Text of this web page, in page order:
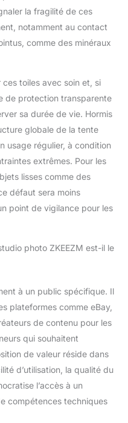
la fragilité de ces
notamment au contact
comme des minéraux
toiles avec soin et, si
de protection transparente
sa durée de vie. Hormis
globale de la tente
usage régulier, à condition
extrêmes. Pour les
lisses comme des
défaut sera moins
point de vigilance pour les
photo ZKEEZM est-il le
à un public spécifique. Il
plateformes comme eBay,
de contenu pour les
qui souhaitent
de valeur réside dans
d’utilisation, la qualité du
l’accès à un
compétences techniques